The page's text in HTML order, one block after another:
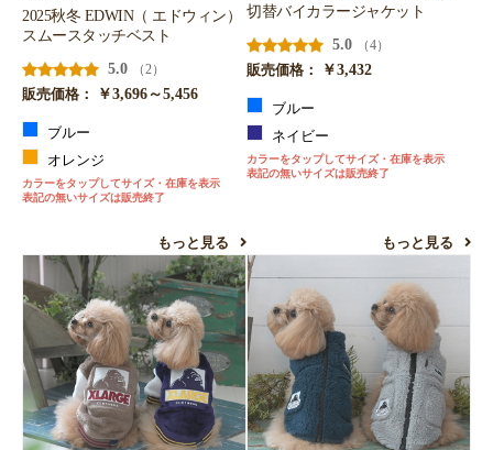
2025秋冬 EDWIN（ エドウィン）
スムースタッチベスト
5.0
（2）
販売価格：
￥3,696～5,456
ブルー
オレンジ
カラーをタップしてサイズ・在庫を表示
表記の無いサイズは販売終了
もっと見る
切替バイカラージャケット
5.0
（4）
販売価格：
￥3,432
ブルー
ネイビー
カラーをタップしてサイズ・在庫を表示
表記の無いサイズは販売終了
もっと見る